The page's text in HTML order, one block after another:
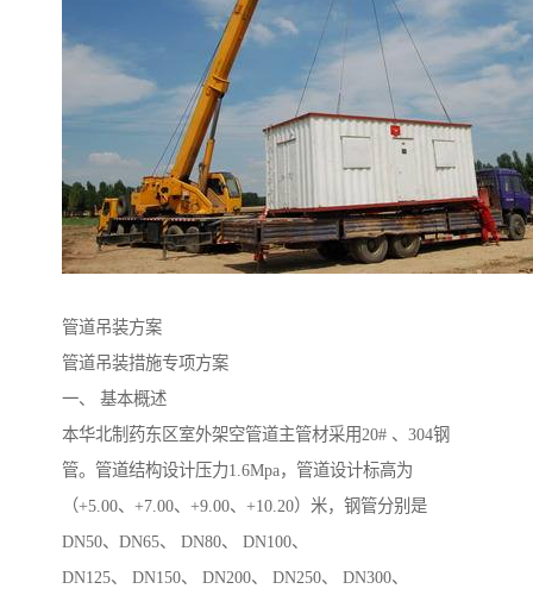
管道吊装方案
管道吊装措施专项方案
一、 基本概述
本华北制药东区室外架空管道主管材采用20# 、304钢
管。管道结构设计压力1.6Mpa，管道设计标高为
（+5.00、+7.00、+9.00、+10.20）米，钢管分别是
DN50、DN65、 DN80、 DN100、
DN125、 DN150、 DN200、 DN250、 DN300、